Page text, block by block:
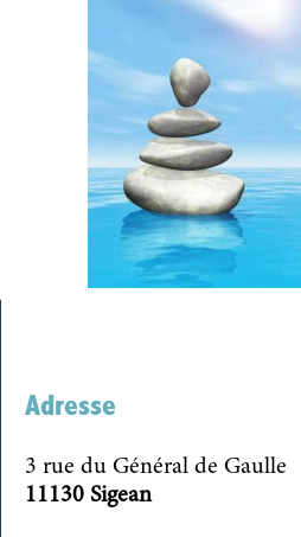
Adresse
3 rue du Général de Gaulle
11130 Sigean